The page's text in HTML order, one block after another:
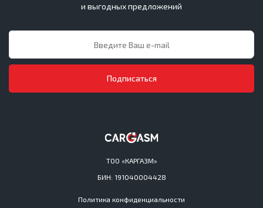
ТОО «КАРГАЗМ»
БИН: 191040004428
Политика конфиденциальности
и выгодных предложений
Подписаться